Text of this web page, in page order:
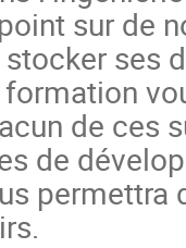
sur de
ses
formation
de ces
de
permettra